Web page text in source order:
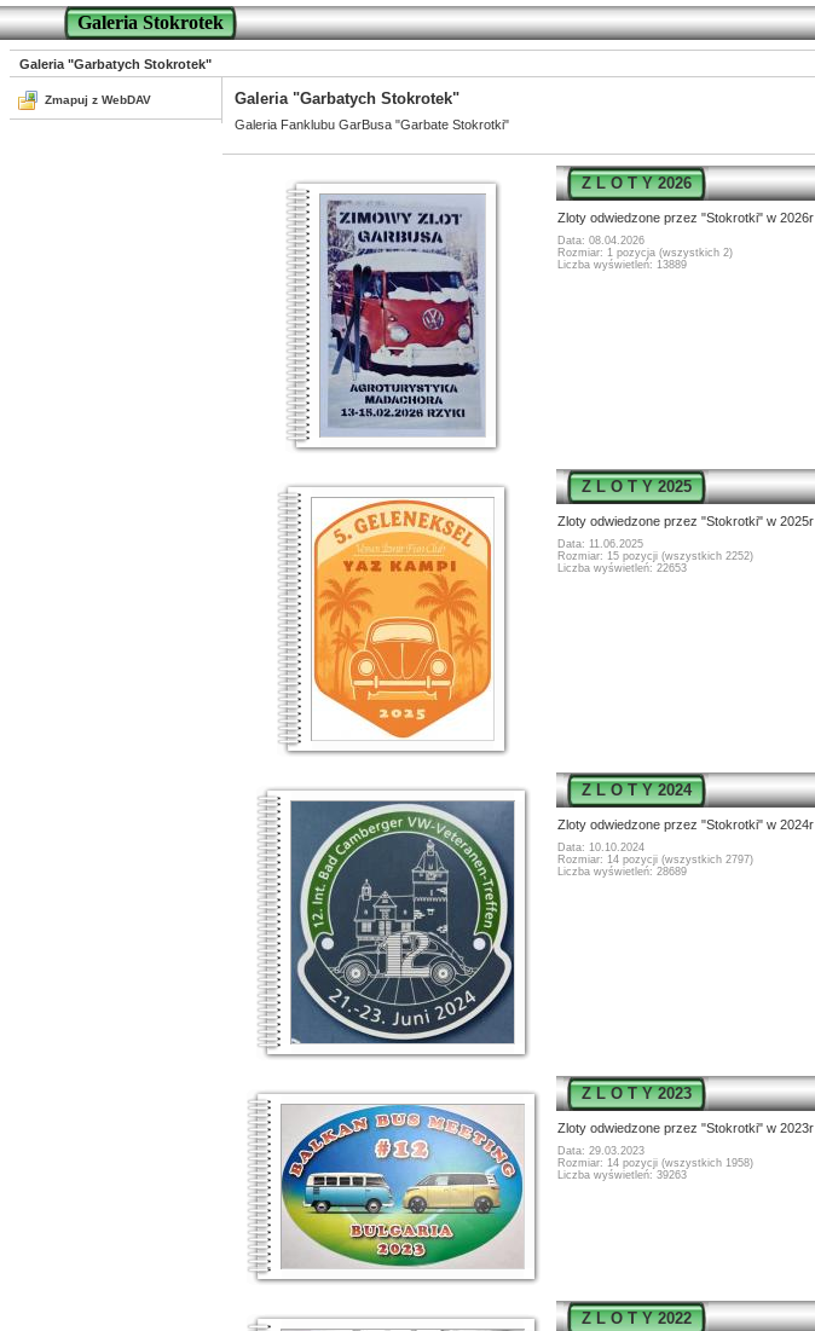
Galeria Stokrotek
Galeria "Garbatych Stokrotek"
Zmapuj z WebDAV Galeria "Garbatych Stokrotek"
Galeria Fanklubu GarBusa "Garbate Stokrotki"
Z L O T Y 2026
Zloty odwiedzone przez "Stokrotki" w 2026r
Data: 08.04.2026
Rozmiar: 1 pozycja (wszystkich 2)
Liczba wyświetleń: 13889
Z L O T Y 2025
Zloty odwiedzone przez "Stokrotki" w 2025r
Data: 11.06.2025
Rozmiar: 15 pozycji (wszystkich 2252)
Liczba wyświetleń: 22653
Z L O T Y 2024
Zloty odwiedzone przez "Stokrotki" w 2024r
Data: 10.10.2024
Rozmiar: 14 pozycji (wszystkich 2797)
Liczba wyświetleń: 28689
Z L O T Y 2023
Zloty odwiedzone przez "Stokrotki" w 2023r
Data: 29.03.2023
Rozmiar: 14 pozycji (wszystkich 1958)
Liczba wyświetleń: 39263
Z L O T Y 2022